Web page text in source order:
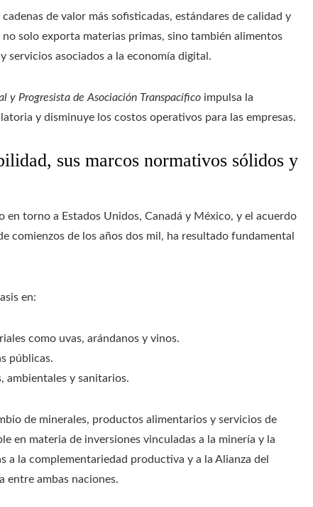
de valor más sofisticadas, estándares de calidad y
solo exporta materias primas, sino también alimentos
servicios asociados a la economía digital.
y Progresista de Asociación Transpacífico impulsa la
y disminuye los costos operativos para las empresas.
sus marcos normativos sólidos y
torno a Estados Unidos, Canadá y México, y el acuerdo
comienzos de los años dos mil, ha resultado fundamental
en:
como uvas, arándanos y vinos.
públicas.
ambientales y sanitarios.
de minerales, productos alimentarios y servicios de
en materia de inversiones vinculadas a la minería y la
a la complementariedad productiva y a la Alianza del
entre ambas naciones.